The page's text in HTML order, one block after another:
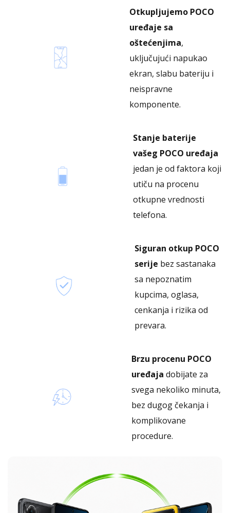
Otkupljujemo POCO
uređaje sa
oštećenjima,
uključujući napukao
ekran, slabu bateriju i
neispravne
komponente.
Stanje baterije
vašeg POCO uređaja
jedan je od faktora koji
utiču na procenu
otkupne vrednosti
telefona.
Siguran otkup POCO
serije bez sastanaka
sa nepoznatim
kupcima, oglasa,
cenkanja i rizika od
prevara.
Brzu procenu POCO
uređaja dobijate za
svega nekoliko minuta,
bez dugog čekanja i
komplikovane
procedure.